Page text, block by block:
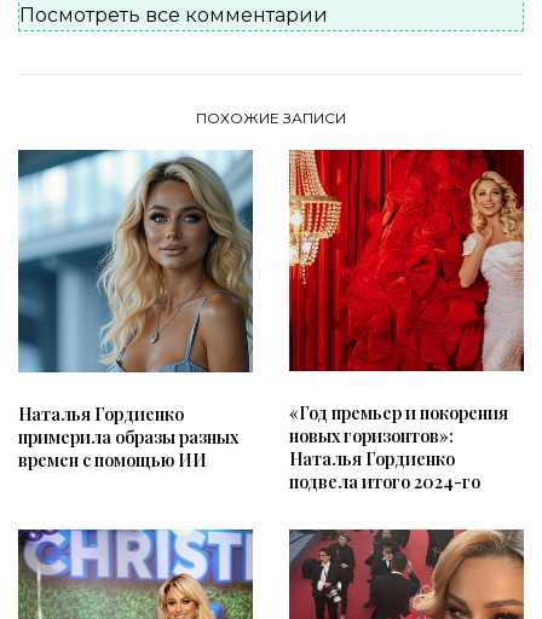
Посмотреть все комментарии
ПОХОЖИЕ ЗАПИСИ
Наталья Гордиенко
примерила образы разных
времен с помощью ИИ
«Год премьер и покорения
новых горизонтов»:
Наталья Гордиенко
подвела итого 2024-го